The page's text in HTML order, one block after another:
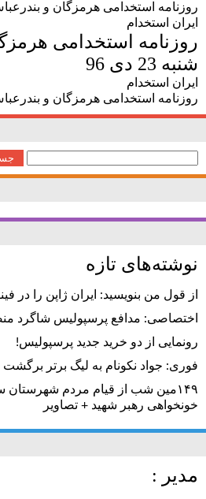
روزنامه استخدامی هرمزگان و بندرعباس |
ایران استخدام
روزنامه استخدامی
شنبه 23 دی 96
ایران استخدام
روزنامه استخدامی هرمزگان و بندرعباس |
برای:
نوشته‌های تازه
از قول من بنویسید: ایران ژاپن را در
اختصاصی: مدافع پرسپولیس شاگرد
رونمایی از دو خرید جدید پرسپولیس!
فوری: جواد نکونام به لیگ برتر برگشت
۱۴۹مین شب از قیام مردم
خونخواهی رهبر شهید + تصاویر
مدیر :